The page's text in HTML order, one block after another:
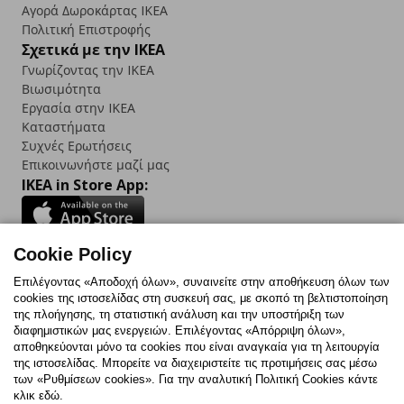
Αγορά Δωρoκάρτας IKEA
Πολιτική Επιστροφής
Σχετικά με την IKEA
Γνωρίζοντας την IKEA
Βιωσιμότητα
Εργασία στην IKEA
Καταστήματα
Συχνές Ερωτήσεις
Επικοινωνήστε μαζί μας
IKEA in Store App:
Follow us:
FacebookInstagram
TikTokYoutubePinterestTwitter
Cookie Policy
Επιλέγοντας «Αποδοχή όλων», συναινείτε στην αποθήκευση όλων των
cookies της ιστοσελίδας στη συσκευή σας, με σκοπό τη βελτιστοποίηση
της πλοήγησης, τη στατιστική ανάλυση και την υποστήριξη των
διαφημιστικών μας ενεργειών. Επιλέγοντας «Απόρριψη όλων»,
αποθηκεύονται μόνο τα cookies που είναι αναγκαία για τη λειτουργία
της ιστοσελίδας. Μπορείτε να διαχειριστείτε τις προτιμήσεις σας μέσω
των «Ρυθμίσεων cookies». Για την αναλυτική Πολιτική Cookies κάντε
κλικ εδώ.